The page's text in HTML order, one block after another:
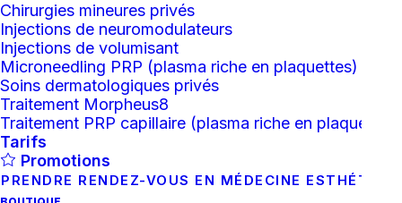
Chirurgies mineures privés
Injections de neuromodulateurs
Injections de volumisant
Microneedling PRP (plasma riche en plaquettes)
Soins dermatologiques privés
Traitement Morpheus8
Traitement PRP capillaire (plasma riche en plaquettes)
Tarifs
Promotions
PRENDRE RENDEZ-VOUS EN MÉDECINE